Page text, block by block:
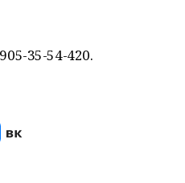
35-54-420.